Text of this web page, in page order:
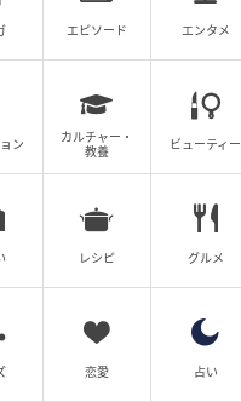
Japan
集部が取材・編集しま
わたり、40代＆50代女
してきた月刊美容誌で
元
間かけるには意味がある！
エピソード エンタメ
ン
カルチャー・
教養
ビューティー
レシピ グルメ
恋愛 占い